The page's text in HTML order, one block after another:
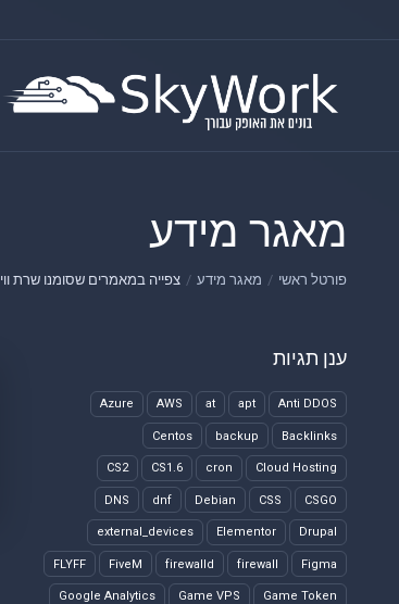
מאגר מידע
פורטל ראשי מאגר מידע צפייה במאמרים שסומנו שרת
ענן תגיות
Anti DDOS
apt
at
AWS
Azure
Backlinks
backup
Centos
Cloud Hosting
cron
CS1.6
CS2
CSGO
CSS
Debian
dnf
DNS
Drupal
Elementor
external_devices
Figma
firewall
firewalld
FiveM
FLYFF
Game Token
Game VPS
Google Analytics